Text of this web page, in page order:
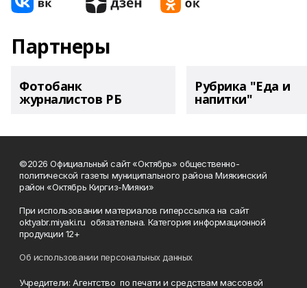
Партнеры
Фотобанк
журналистов РБ
Рубрика "Еда и
напитки"
©2026 Официальный сайт «Октябрь» общественно-
политической газеты муниципального района Миякинский
район «Октябрь Киргиз-Мияки»
При использовании материалов гиперссылка на сайт
oktyabr.miyaki.ru обязательна. Категория информационной
продукции 12+
Об использовании персональных данных
Учредители: Агентство по печати и средствам массовой